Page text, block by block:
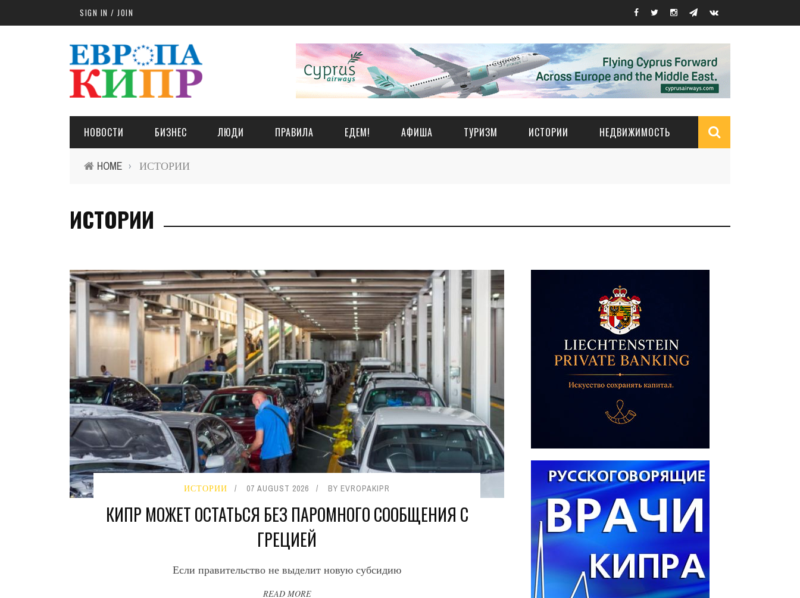
Skip to main contentSIGN IN / JOIN
НОВОСТИ БИЗНЕС ЛЮДИ ПРАВИЛА ЕДЕМ! АФИША ТУРИЗМ ИСТОРИИ НЕДВИЖИМОСТЬ
HOME › ИСТОРИИ
ИСТОРИИ
ИСТОРИИ 07 AUGUST 2026 BY EVROPAKIPR
КИПР МОЖЕТ ОСТАТЬСЯ БЕЗ ПАРОМНОГО СООБЩЕНИЯ С
ГРЕЦИЕЙ
Если правительство не выделит новую субсидию
READ MORE